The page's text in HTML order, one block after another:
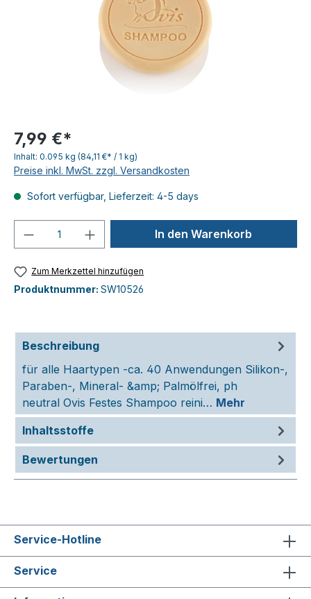
7,99 €*
Inhalt: 0.095 kg (84,11 €* / 1 kg)
Preise inkl. MwSt. zzgl. Versandkosten
Sofort verfügbar, Lieferzeit: 4-5 days
Produkt Anzahl: Gib denIn den Warenkorb
Zum Merkzettel hinzufügen
Produktnummer: SW10526
Beschreibung
für alle Haartypen -ca. 40 Anwendungen Silikon-,
Paraben-, Mineral- &amp; Palmölfrei, ph
neutral Ovis Festes Shampoo reini… Mehr
Inhaltsstoffe
Bewertungen
Service-Hotline
Service